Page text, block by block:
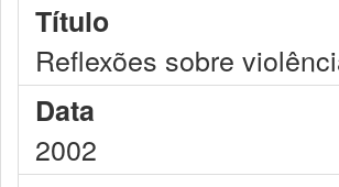
Título
Reflexões sobre
Data
2002